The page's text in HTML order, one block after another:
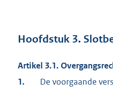
Hoofdstuk 3.
Artikel 3.1.
1.
De voorgaande